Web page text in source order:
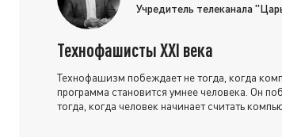
Учредитель телеканала
Технофашисты XXI века
Технофашизм побеждает не тогда, когда
программа становится умнее человека. Он
тогда, когда человек начинает считать